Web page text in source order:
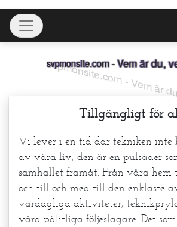
Skip
content
Toggle navigation
svpmonsite.com - Vem är du,
Tillgängligt för
Vi lever i en tid där tekniken inte
av våra liv, den är en pulsåder
samhället framåt. Från våra hem
och till och med till den enklaste
vardagliga aktiviteter,
våra pålitliga följeslagare. Det